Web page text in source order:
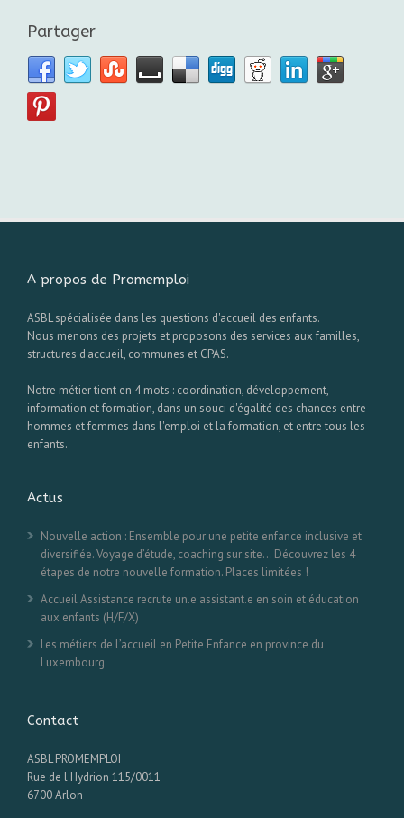
Partager
A propos de Promemploi
ASBL spécialisée dans les questions d'accueil des enfants.
Nous menons des projets et proposons des services aux familles,
structures d'accueil, communes et CPAS.
Notre métier tient en 4 mots : coordination, développement,
information et formation, dans un souci d'égalité des chances entre
hommes et femmes dans l'emploi et la formation, et entre tous les
enfants.
Actus
Nouvelle action : Ensemble pour une petite enfance inclusive et
diversifiée. Voyage d’étude, coaching sur site… Découvrez les 4
étapes de notre nouvelle formation. Places limitées !
Accueil Assistance recrute un.e assistant.e en soin et éducation
aux enfants (H/F/X)
Les métiers de l’accueil en Petite Enfance en province du
Luxembourg
Contact
ASBL PROMEMPLOI
Rue de l'Hydrion 115/0011
6700 Arlon